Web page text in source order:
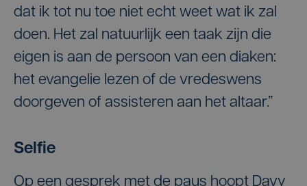
dat ik tot nu toe niet echt weet wat ik zal
doen. Het zal natuurlijk een taak zijn die
eigen is aan de persoon van een diaken:
het evangelie lezen of de vredeswens
doorgeven of assisteren aan het altaar.”
Selfie
Op een gesprek met de paus hoopt Davy